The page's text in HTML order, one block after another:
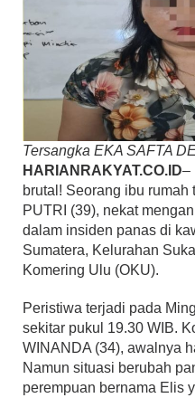
Tersangka EKA SAFTA
HARIANRAKYAT.CO.ID–
brutal! Seorang ibu rumah
PUTRI (39), nekat
dalam insiden panas di
Sumatera, Kelurahan
Komering Ulu (OKU).
Peristiwa terjadi pada
sekitar pukul 19.30 WIB.
WINANDA (34), awalnya
Namun situasi berubah
perempuan bernama Elis